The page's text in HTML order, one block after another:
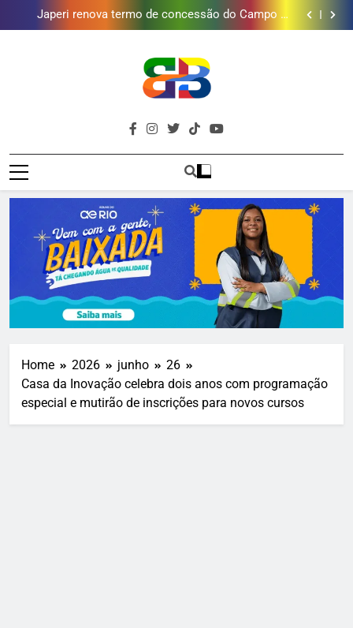
Lins em Nova Iguaçu neste fim de semana
Japeri renova termo de concessão do Campo de
Golfe e fortalece projeto que atende 140 crianças
Duque de Caxias: modernização de estação de
mais combina com ele
Lins em Nova Iguaçu neste fim de semana
Japeri renova termo de concessão do Campo de
Golfe e fortalece projeto que atende 140 crianças
Duque de Caxias: modernização de estação de
tratamento reforça abastecimento de água
Guanabara tem diversas opções de vinhos para
mais combina com ele
Lins em Nova Iguaçu neste fim de semana
Brava
Baixada
Baixada Fluminense Em Destaque!
Home 2026 junho
26
Casa da Inovação celebra dois anos com programação
especial e mutirão de inscrições para novos cursos